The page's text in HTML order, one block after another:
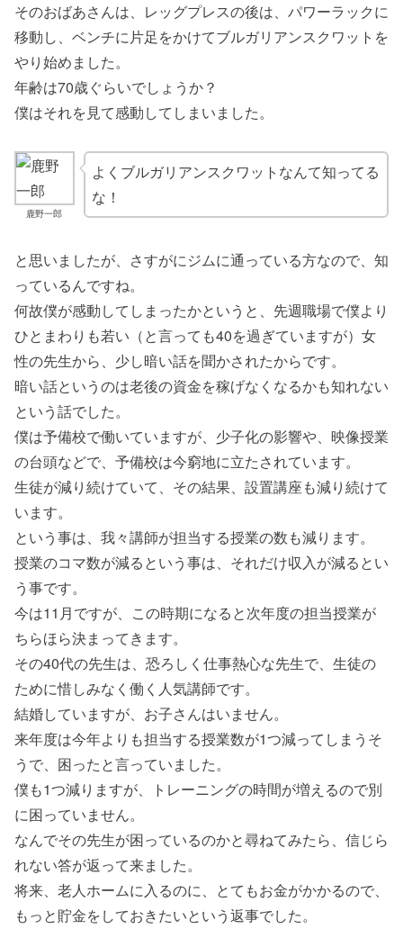
そのおばあさんは、レッグプレスの後は、パワーラックに
移動し、ベンチに片足をかけてブルガリアンスクワットを
やり始めました。
年齢は70歳ぐらいでしょうか？
僕はそれを見て感動してしまいました。
鹿野一郎
よくブルガリアンスクワットなんて知ってる
な！
と思いましたが、さすがにジムに通っている方なので、知
っているんですね。
何故僕が感動してしまったかというと、先週職場で僕より
ひとまわりも若い（と言っても40を過ぎていますが）女
性の先生から、少し暗い話を聞かされたからです。
暗い話というのは老後の資金を稼げなくなるかも知れない
という話でした。
僕は予備校で働いていますが、少子化の影響や、映像授業
の台頭などで、予備校は今窮地に立たされています。
生徒が減り続けていて、その結果、設置講座も減り続けて
います。
という事は、我々講師が担当する授業の数も減ります。
授業のコマ数が減るという事は、それだけ収入が減るとい
う事です。
今は11月ですが、この時期になると次年度の担当授業が
ちらほら決まってきます。
その40代の先生は、恐ろしく仕事熱心な先生で、生徒の
ために惜しみなく働く人気講師です。
結婚していますが、お子さんはいません。
来年度は今年よりも担当する授業数が1つ減ってしまうそ
うで、困ったと言っていました。
僕も1つ減りますが、トレーニングの時間が増えるので別
に困っていません。
なんでその先生が困っているのかと尋ねてみたら、信じら
れない答が返って来ました。
将来、老人ホームに入るのに、とてもお金がかかるので、
もっと貯金をしておきたいという返事でした。